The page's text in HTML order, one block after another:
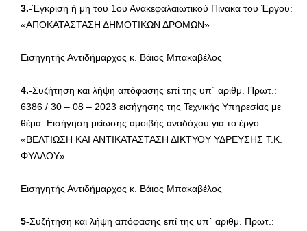
3.-Έγκριση ή μη του 1ου Ανακεφαλαιωτικού Πίνακα του Έργου:
«ΑΠΟΚΑΤΑΣΤΑΣΗ ΔΗΜΟΤΙΚΩΝ ΔΡΟΜΩΝ»
Εισηγητής Αντιδήμαρχος κ. Βάιος Μπακαβέλος
4.-Συζήτηση και λήψη απόφασης επί της υπ΄ αριθμ. Πρωτ.:
6386 / 30 – 08 – 2023 εισήγησης της Τεχνικής Υπηρεσίας με
θέμα: Εισήγηση μείωσης αμοιβής αναδόχου για το έργο:
«ΒΕΛΤΙΩΣΗ ΚΑΙ ΑΝΤΙΚΑΤΑΣΤΑΣΗ ΔΙΚΤΥΟΥ ΥΔΡΕΥΣΗΣ Τ.Κ.
ΦΥΛΛΟΥ».
Εισηγητής Αντιδήμαρχος κ. Βάιος Μπακαβέλος
5-Συζήτηση και λήψη απόφασης επί της υπ΄ αριθμ. Πρωτ.: